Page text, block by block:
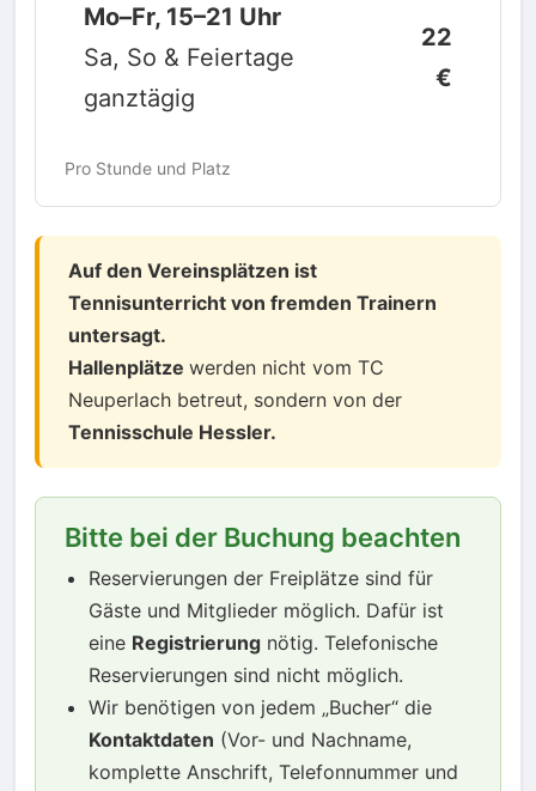
Mo–Fr, 15–21 Uhr
Sa, So & Feiertage
ganztägig
22
€
Pro Stunde und Platz
Auf den Vereinsplätzen ist
Tennisunterricht von fremden Trainern
untersagt.
Hallenplätze werden nicht vom TC
Neuperlach betreut, sondern von der
Tennisschule Hessler.
Bitte bei der Buchung beachten
Reservierungen der Freiplätze sind für
Gäste und Mitglieder möglich. Dafür ist
eine Registrierung nötig. Telefonische
Reservierungen sind nicht möglich.
Wir benötigen von jedem „Bucher“ die
Kontaktdaten (Vor- und Nachname,
komplette Anschrift, Telefonnummer und